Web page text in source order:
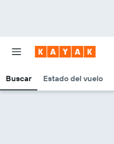
Buscar Estado del vuelo